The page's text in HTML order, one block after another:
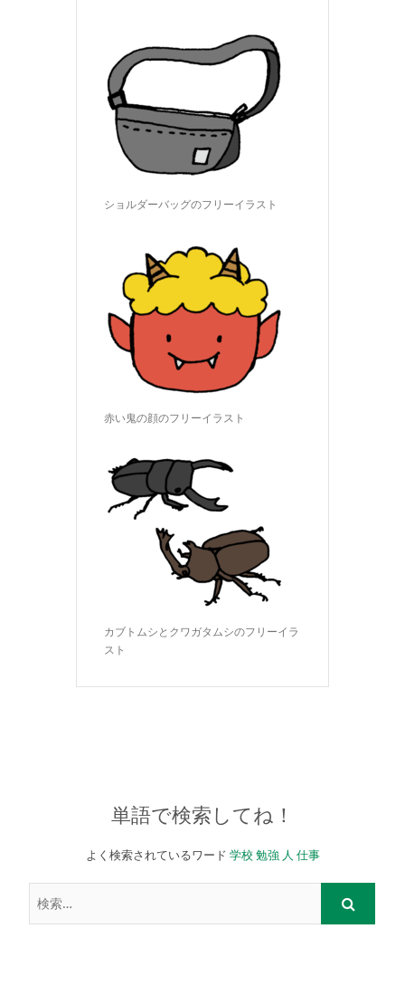
ショルダーバッグのフリーイラスト
赤い鬼の顔のフリーイラスト
カブトムシとクワガタムシのフリーイラ
スト
単語で検索してね！
よく検索されているワード 学校 勉強 人 仕事